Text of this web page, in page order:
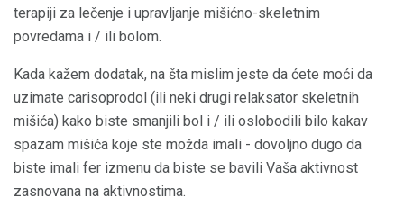
terapiji za lečenje i upravljanje mišićno-skeletnim
povredama i / ili bolom.
Kada kažem dodatak, na šta mislim jeste da ćete moći da
uzimate carisoprodol (ili neki drugi relaksator skeletnih
mišića) kako biste smanjili bol i / ili oslobodili bilo kakav
spazam mišića koje ste možda imali - dovoljno dugo da
biste imali fer izmenu da biste se bavili Vaša aktivnost
zasnovana na aktivnostima.